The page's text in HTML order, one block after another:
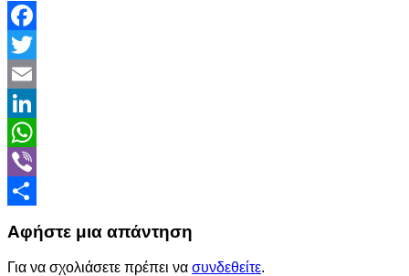
Facebook
Twitter
Email
LinkedIn
WhatsApp
Viber
Αφήστε μια απάντηση
Για να σχολιάσετε πρέπει να συνδεθείτε.